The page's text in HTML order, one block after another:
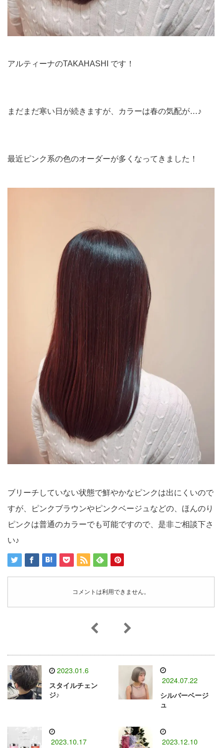
アルティーナのTAKAHASHI です！
まだまだ寒い日が続きますが、カラーは春の気配が…♪
最近ピンク系の色のオーダーが多くなってきました！
ブリーチしていない状態で鮮やかなピンクは出にくいので
すが、ピンクブラウンやピンクベージュなどの、ほんのり
ピンクは普通のカラーでも可能ですので、是非ご相談下さ
い♪
コメントは利用できません。
2023.01.6
スタイルチェン
ジ♪
2024.07.22
シルバーベージ
ュ
2023.10.17 2023.12.10